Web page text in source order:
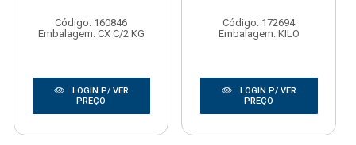
Código: 160846
Embalagem: CX C/2 KG
LOGIN P/ VER
PREÇO
Código: 172694
Embalagem: KILO
LOGIN P/ VER
PREÇO